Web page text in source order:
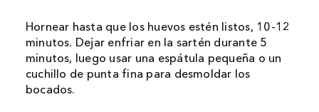
Hornear hasta que los huevos estén listos, 10-12
minutos. Dejar enfriar en la sartén durante 5
minutos, luego usar una espátula pequeña o un
cuchillo de punta fina para desmoldar los
bocados.